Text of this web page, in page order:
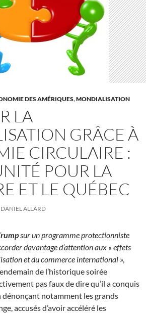
DES AMÉRIQUES,MONDIALISATION
LA
GRÂCE À
CIRCULAIRE :
POUR LA
ET LE QUÉBEC
DANIEL ALLARD
sur un programme protectionniste
davantage d’attention aux « effets
et du commerce international »,
de l’historique soirée
pas faux de dire qu’il a conquis
dénonçant notamment les grands
accusés d’avoir accéléré les